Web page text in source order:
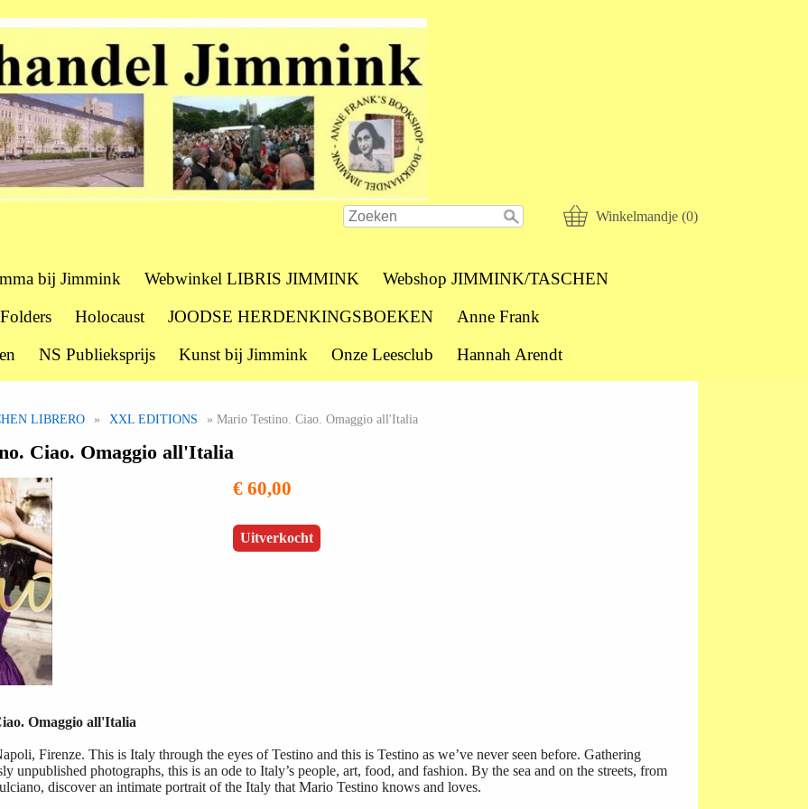
Winkelmandje (0)
bij Jimmink Webwinkel LIBRIS JIMMINK
Webshop JIMMINK/TASCHEN
Holocaust JOODSE HERDENKINGSBOEKEN
Anne Frank
NS Publieksprijs Kunst bij Jimmink Onze Leesclub Hannah Arendt
LIBRERO » XXL EDITIONS » Mario Testino. Ciao. Omaggio all'Italia
Ciao. Omaggio all'Italia
€ 60,00
Uitverkocht
Omaggio all'Italia
Firenze. This is Italy through the eyes of Testino and this is Testino as we’ve never seen before. Gathering
unpublished photographs, this is an ode to Italy’s people, art, food, and fashion. By the sea and on the streets, from
discover an intimate portrait of the Italy that Mario Testino knows and loves.